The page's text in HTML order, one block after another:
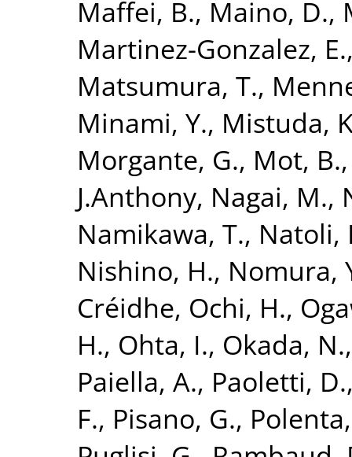
Maffei, B., Maino, D.,
Martinez-Gonzalez, E.
Matsumura, T.,
Minami, Y., Mistuda,
Morgante, G., Mot, B.
J.Anthony, Nagai, M.,
Namikawa, T., Natoli,
Nishino, H., Nomura,
Créidhe, Ochi, H.,
H., Ohta, I., Okada, N.
Paiella, A., Paoletti, D.
F., Pisano, G.,